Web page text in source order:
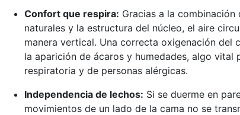
Confort que respira: Gracias a la
naturales y la estructura del núcleo, el aire
manera vertical. Una correcta oxigenación del
la aparición de ácaros y humedades, algo vital
respiratoria y de personas alérgicas.
Independencia de lechos: Si se duerme en
movimientos de un lado de la cama no se